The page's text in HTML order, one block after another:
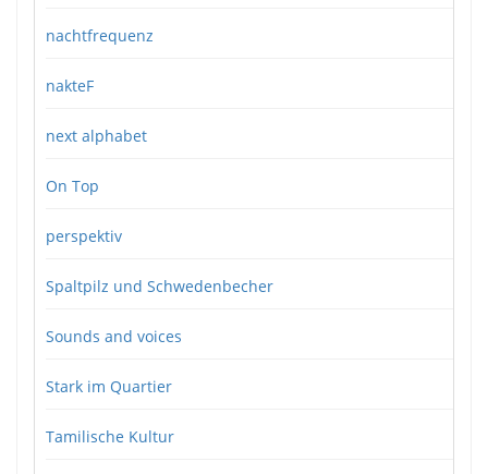
nachtfrequenz
nakteF
next alphabet
On Top
perspektiv
Spaltpilz und Schwedenbecher
Sounds and voices
Stark im Quartier
Tamilische Kultur